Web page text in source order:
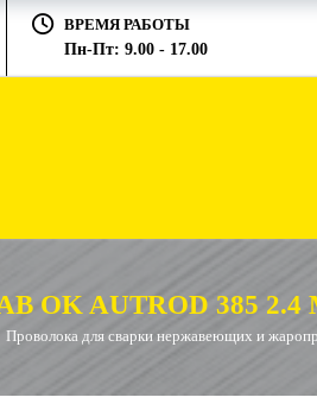
ВРЕМЯ РАБОТЫ
Пн-Пт: 9.00 - 17.00
OK AUTROD 385
Проволока для сварки нержавеющих и